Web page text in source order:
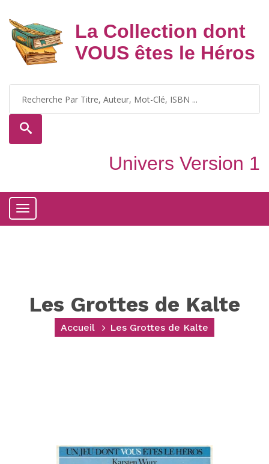
La Collection dont
VOUS êtes le Héros
Univers Version 1
Toggle
Les Grottes de Kalte
Accueil Les Grottes de Kalte